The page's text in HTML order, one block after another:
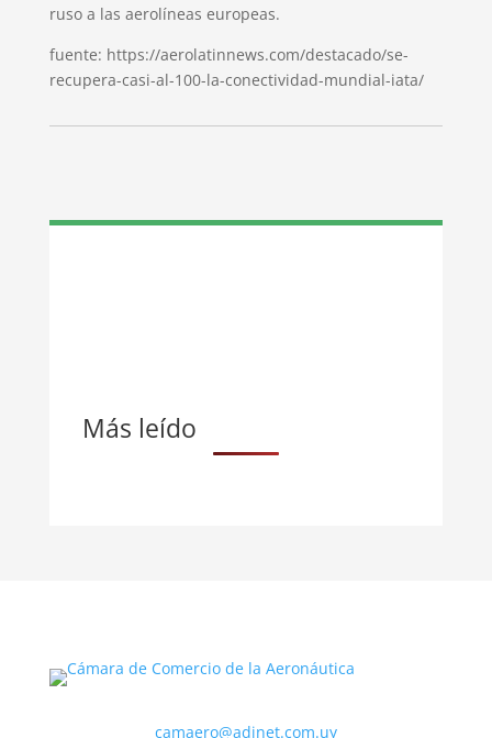
ruso a las aerolíneas europeas.
fuente: https://aerolatinnews.com/destacado/se-
recupera-casi-al-100-la-conectividad-mundial-iata/
Más leído
camaero@adinet.com.uy